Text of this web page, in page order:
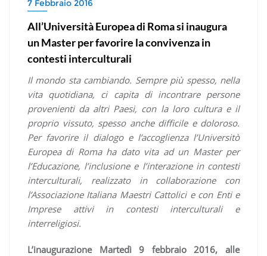
7 Febbraio 2016
All’Università Europea di Roma si inaugura
un Master per favorire la convivenza in
contesti interculturali
Il mondo sta cambiando. Sempre più spesso, nella
vita quotidiana, ci capita di incontrare persone
provenienti da altri Paesi, con la loro cultura e il
proprio vissuto, spesso anche difficile e doloroso.
Per favorire il dialogo e l’accoglienza l’Universitò
Europea di Roma ha dato vita ad un Master per
l’Educazione, l’inclusione e l’interazione in contesti
interculturali, realizzato in collaborazione con
l’Associazione Italiana Maestri Cattolici e con Enti e
Imprese attivi in contesti interculturali e
interreligiosi.
L’inaugurazione Martedì 9 febbraio 2016, alle